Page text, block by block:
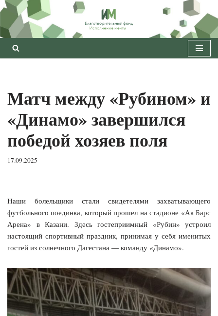
Перейти
к
содержимому
Матч между «Рубином» и
«Динамо» завершился
победой хозяев поля
17.09.2025
Наши болельщики стали свидетелями захватывающего
футбольного поединка, который прошел на стадионе «Ак Барс
Арена» в Казани. Здесь гостеприимный «Рубин» устроил
настоящий спортивный праздник, принимая у себя именитых
гостей из солнечного Дагестана — команду «Динамо».